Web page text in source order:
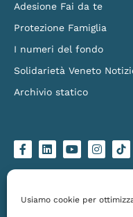
Usiamo cookie per
Adesione Fai da te
Protezione Famiglia
I numeri del fondo
Solidarietà Veneto
Archivio statico
c
e
b
k
n
k
e
n
u
t
u
s
t
a
a
g
o
-
k